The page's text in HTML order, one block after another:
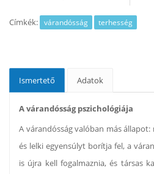
Címkék: várandósság terhesség
Ismertető Adatok
A várandósság pszichológiája
A várandósság valóban más
és lelki egyensúlyt borítja fel, a
is újra kell fogalmaznia, és társas